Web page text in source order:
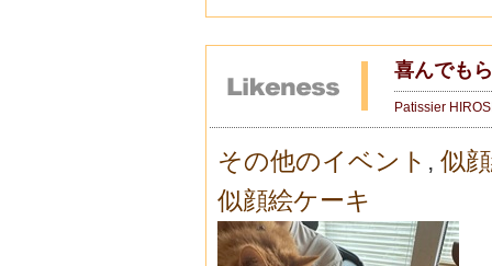
喜んでも
Patissier
その他のイベント , 似
似顔絵ケーキ